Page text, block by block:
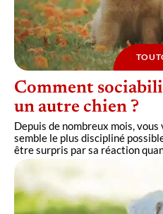
Comment
un autre chien ?
Depuis de nombreux mois,
semble le plus discipliné
être surpris par sa réaction